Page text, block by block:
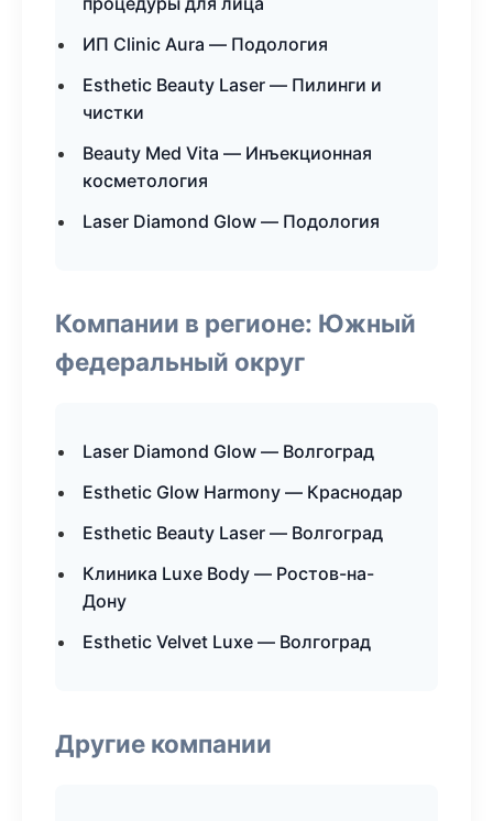
ИП Clinic Aura — Подология
Esthetic Beauty Laser — Пилинги и
чистки
Beauty Med Vita — Инъекционная
косметология
Laser Diamond Glow — Подология
Компании в регионе: Южный
федеральный округ
Laser Diamond Glow — Волгоград
Esthetic Glow Harmony — Краснодар
Esthetic Beauty Laser — Волгоград
Клиника Luxe Body — Ростов-на-
Дону
Esthetic Velvet Luxe — Волгоград
Другие компании